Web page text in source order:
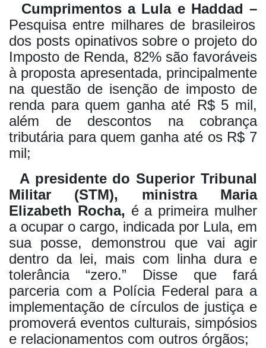
Cumprimentos a Lula e Haddad –
Pesquisa entre milhares de brasileiros
dos posts opinativos sobre o projeto do
Imposto de Renda, 82% são favoráveis
à proposta apresentada, principalmente
na questão de isenção de imposto de
renda para quem ganha até R$ 5 mil,
além de descontos na cobrança
tributária para quem ganha até os R$ 7
mil;
A presidente do Superior Tribunal
Militar (STM), ministra Maria
Elizabeth Rocha, é a primeira mulher
a ocupar o cargo, indicada por Lula, em
sua posse, demonstrou que vai agir
dentro da lei, mais com linha dura e
tolerância “zero.” Disse que fará
parceria com a Polícia Federal para a
implementação de círculos de justiça e
promoverá eventos culturais, simpósios
e relacionamentos com outros órgãos;